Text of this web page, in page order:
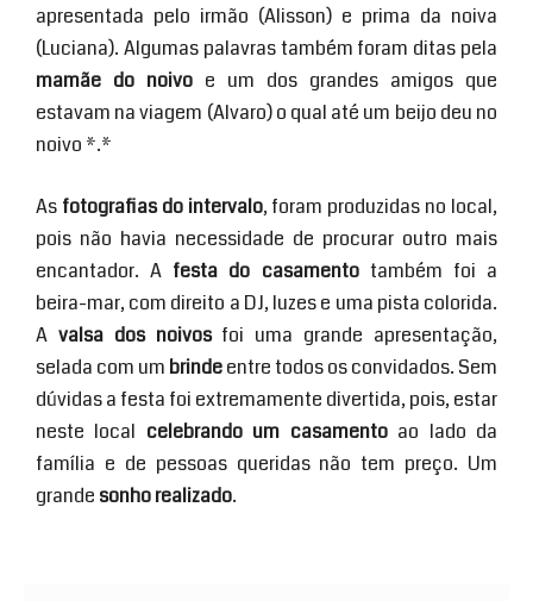
apresentada pelo irmão (Alisson) e prima da noiva
(Luciana). Algumas palavras também foram ditas pela
mamãe do noivo e um dos grandes amigos que
estavam na viagem (Alvaro) o qual até um beijo deu no
noivo *.*
As fotografias do intervalo, foram produzidas no local,
pois não havia necessidade de procurar outro mais
encantador. A festa do casamentotambém foi a
beira-mar, com direito a DJ, luzes e uma pista colorida.
A valsa dos noivosfoi uma grande apresentação,
selada com um brindeentre todos os convidados. Sem
dúvidas a festa foi extremamente divertida, pois, estar
neste local celebrando um casamentoao lado da
família e de pessoas queridas não tem preço. Um
grande sonho realizado.